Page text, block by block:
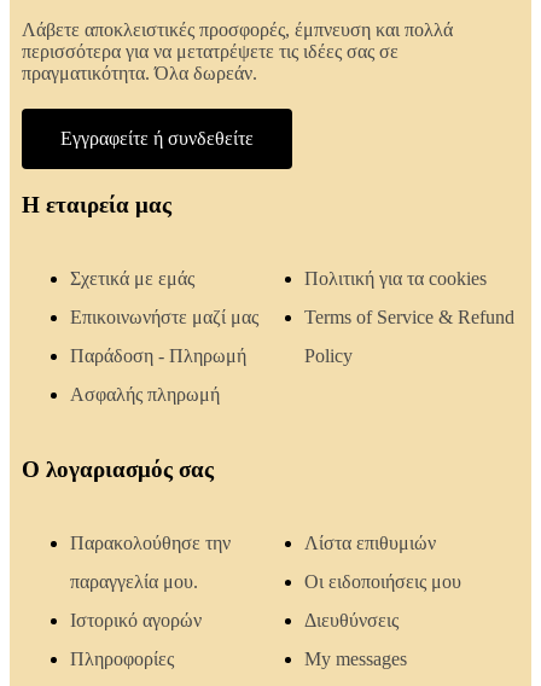
Λάβετε αποκλειστικές προσφορές, έμπνευση και πολλά
περισσότερα για να μετατρέψετε τις ιδέες σας σε
πραγματικότητα. Όλα δωρεάν.
Εγγραφείτε ή συνδεθείτε
Η εταιρεία μας
Σχετικά με εμάς
Επικοινωνήστε μαζί μας
Παράδοση - Πληρωμή
Ασφαλής πληρωμή
Πολιτική για τα cookies
Terms of Service & Refund
Policy
Ο λογαριασμός σας
Παρακολούθησε την
παραγγελία μου.
Ιστορικό αγορών
Πληροφορίες
Λίστα επιθυμιών
Οι ειδοποιήσεις μου
Διευθύνσεις
My messages